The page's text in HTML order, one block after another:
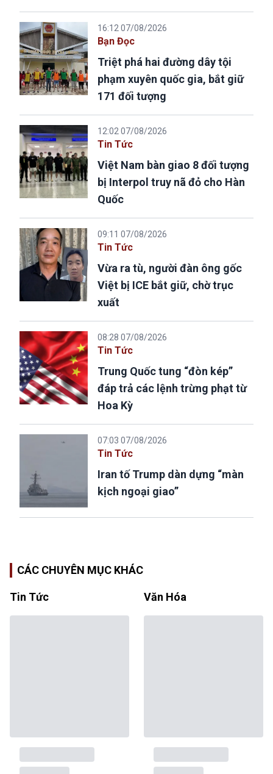
16:12 07/08/2026
Bạn Đọc
Triệt phá hai đường dây tội
phạm xuyên quốc gia, bắt giữ
171 đối tượng
12:02 07/08/2026
Tin Tức
Việt Nam bàn giao 8 đối tượng
bị Interpol truy nã đỏ cho Hàn
Quốc
09:11 07/08/2026
Tin Tức
Vừa ra tù, người đàn ông gốc
Việt bị ICE bắt giữ, chờ trục
xuất
08:28 07/08/2026
Tin Tức
Trung Quốc tung “đòn kép”
đáp trả các lệnh trừng phạt từ
Hoa Kỳ
07:03 07/08/2026
Tin Tức
Iran tố Trump dàn dựng “màn
kịch ngoại giao”
CÁC CHUYÊN MỤC KHÁC
Tin Tức Văn Hóa